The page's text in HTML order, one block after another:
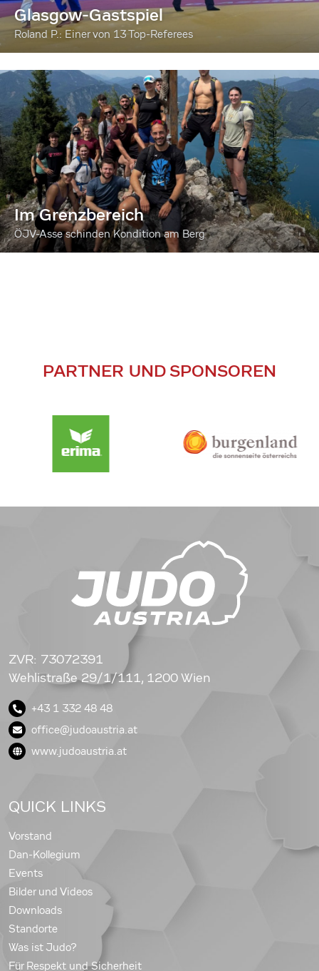
Glasgow-Gastspiel
Roland P.: Einer von 13 Top-Referees
Im Grenzbereich
ÖJV-Asse schinden Kondition am Berg
PARTNER UND SPONSOREN
ZVR: 73072391
Wehlistraße 29/1/111, 1200 Wien
+43 1 332 48 48
office@judoaustria.at
www.judoaustria.at
QUICK LINKS
Vorstand
Dan-Kollegium
Events
Bilder und Videos
Downloads
Standorte
Was ist Judo?
Für Respekt und Sicherheit